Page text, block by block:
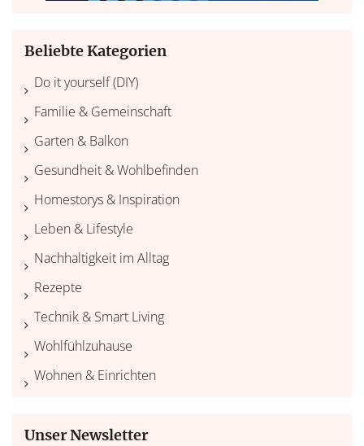
Beliebte Kategorien
Do it yourself (DIY)
Familie & Gemeinschaft
Garten & Balkon
Gesundheit & Wohlbefinden
Homestorys & Inspiration
Leben & Lifestyle
Nachhaltigkeit im Alltag
Rezepte
Technik & Smart Living
Wohlfühlzuhause
Wohnen & Einrichten
Unser Newsletter